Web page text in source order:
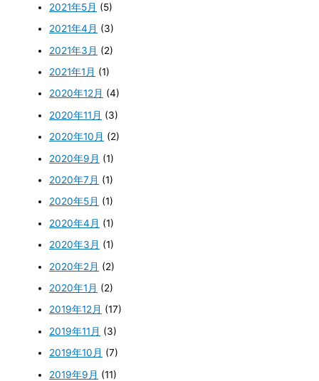
2021年5月 (5)
2021年4月 (3)
2021年3月 (2)
2021年1月 (1)
2020年12月 (4)
2020年11月 (3)
2020年10月 (2)
2020年9月 (1)
2020年7月 (1)
2020年5月 (1)
2020年4月 (1)
2020年3月 (1)
2020年2月 (2)
2020年1月 (2)
2019年12月 (17)
2019年11月 (3)
2019年10月 (7)
2019年9月 (11)